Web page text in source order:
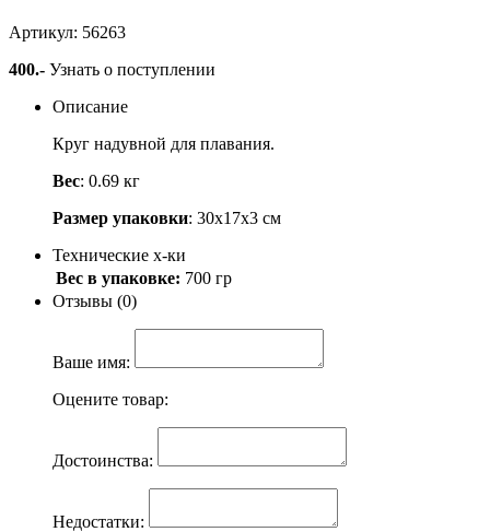
Артикул: 56263
400.- Узнать о поступлении
Описание
Круг надувной для плавания.
Вес: 0.69 кг
Размер упаковки: 30х17х3 см
Технические х-ки
Вес в упаковке: 700 гр
Отзывы (0)
Ваше имя:
Оцените товар:
Достоинства:
Недостатки: